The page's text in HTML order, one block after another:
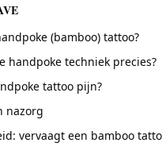
(bamboo) tattoo?
handpoke techniek precies?
tattoo pijn?
nazorg
vervaagt een bamboo